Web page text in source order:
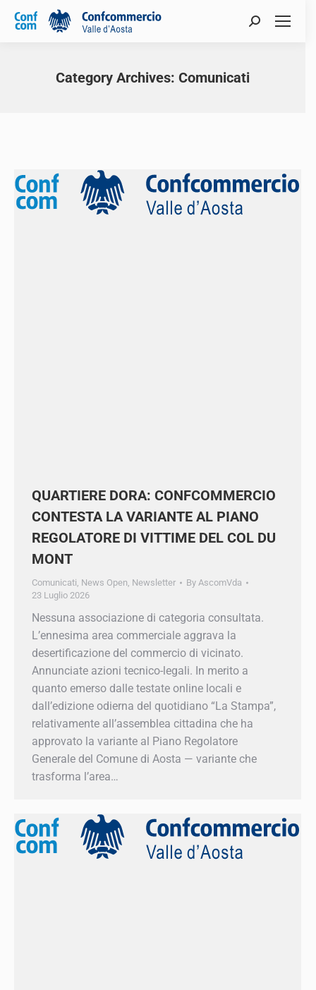
Category Archives: Comunicati
CONFCOMMERCIO CONTESTA LA
VARIANTE AL PIANO REGOLATORE DI
VITTIME DEL COL DU MONT
23 Luglio 2026
L’ennesima area commerciale aggrava la
desertificazione del commercio di vicinato.
Annunciate azioni tecnico-legali. In merito a
quanto emerso dalle testate online locali e
dall’edizione odierna del quotidiano “La
Stampa”, relativamente all’assemblea cittadina
che ha approvato la variante al Piano
Regolatore Generale del Comune di Aosta —
variante che trasforma l’area…